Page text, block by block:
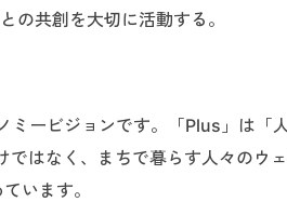
の共創を大切に活動する。
ービジョンです。「Plus」は「
はなく、まちで暮らす人々のウ
います。